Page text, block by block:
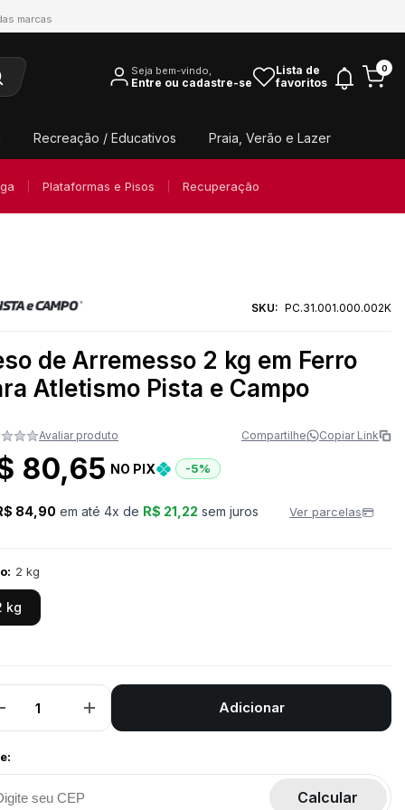
marcas
Seja bem-vindo,
Entre ou cadastre-se
Lista de
favoritos
0
Recreação / Educativos Praia, Verão e Lazer
Plataformas e Pisos Recuperação
de Arremesso 2 kg em Ferro
Atletismo Pista e Campo
SKU: PC.31.001.000.002K
Avaliar produto Compartilhe Copiar Link
80,65 NO PIX -5%
84,90 em até4x de R$ 21,22 sem juros Ver parcelas
2 kg
kg
Diminuir
a
de
Arremesso
Aumentar
a
Adicionar
Calcular